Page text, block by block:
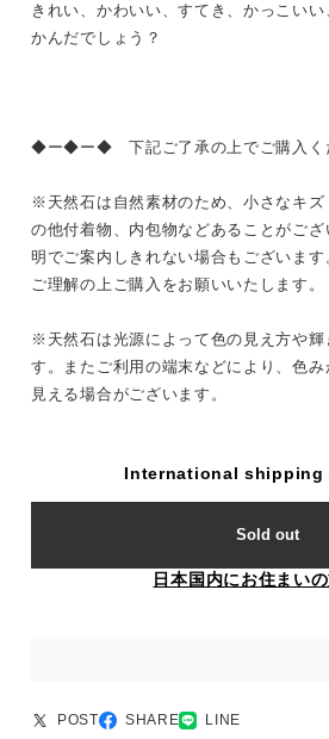
きれい、かわいい、すてき、かっこい
かんだでしょう？
◆ー◆ー◆ 下記ご了承の上でご購入
※天然石は自然素材のため、小さなキズ
の他付着物、内包物などあることがご
明でご案内しきれない場合もございます
ご理解の上ご購入をお願いいたします。
※天然石は光源によって色の見え方や輝
す。またご利用の端末などにより、色
見える場合がございます。
International shipping
Sold out
日本国内にお住まい
POST SHARE LINE